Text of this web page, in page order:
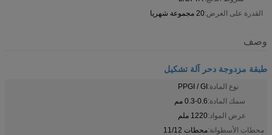
القدرة على العرض:20 مجموعة شهريا
وصف
طبقة مزدوجة دحر آلة تشكيل
نوع المادة:PPGI / GI
سمك المادة:0.3-0.6 مم
عرض المواد:1220 ملم
محطات الأسطوانة:محطات 11/12